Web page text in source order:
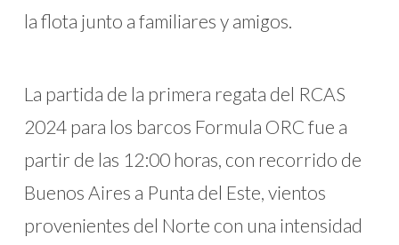
la flota junto a familiares y amigos.
La partida de la primera regata del RCAS
2024 para los barcos Formula ORC fue a
partir de las 12:00 horas, con recorrido de
Buenos Aires a Punta del Este, vientos
provenientes del Norte con una intensidad